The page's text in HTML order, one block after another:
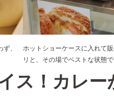
、
ホットショーケースに入れて
リと、その場でベストな状態で
ス！カレー